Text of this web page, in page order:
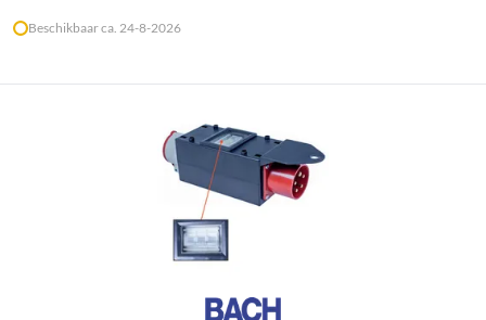
Beschikbaar ca. 24-8-2026